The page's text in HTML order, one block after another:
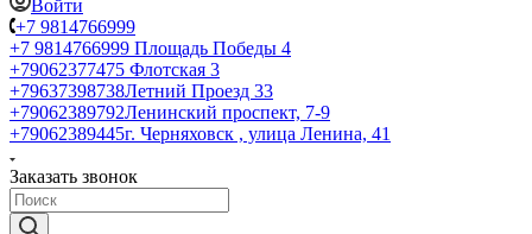
Войти
+7 9814766999
+7 9814766999 Площадь Победы 4
+79062377475 Флотская 3
+79637398738Летний Проезд 33
+79062389792Ленинский проспект, 7-9
+79062389445г. Черняховск , улица Ленина, 41
Заказать звонок